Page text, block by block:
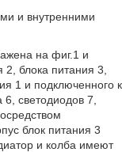
и внутренними
на фиг.1 и
2, блока питания 3,
1 и подключенного к
светодиодов 7,
блок питания 3
и колба имеют